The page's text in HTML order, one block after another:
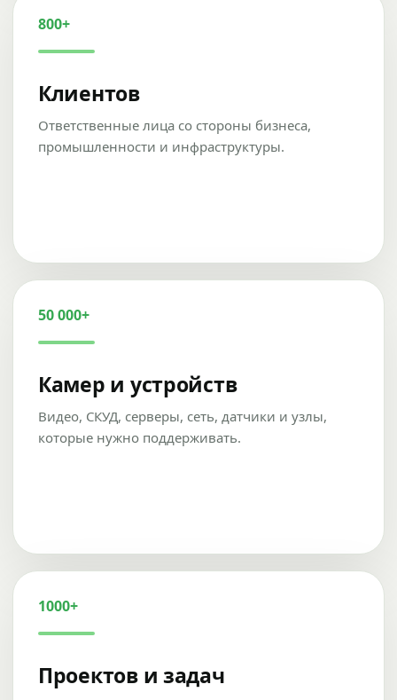
800+
Клиентов
Ответственные лица со стороны бизнеса,
промышленности и инфраструктуры.
50 000+
Камер и устройств
Видео, СКУД, серверы, сеть, датчики и узлы,
которые нужно поддерживать.
1000+
Проектов и задач